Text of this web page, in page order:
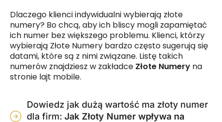
Dlaczego klienci indywidualni wybierają złote
numery? Bo chcą, aby ich bliscy mogli zapamiętać
ich numer bez większego problemu. Klienci, którzy
wybierają Złote Numery bardzo często sugerują się
datami, które są z nimi związane. Listę takich
numerów znajdziesz w zakładce Złote Numery na
stronie lajt mobile.
Dowiedz jak dużą wartość ma złoty numer
dla firm: Jak Złoty Numer wpływa na